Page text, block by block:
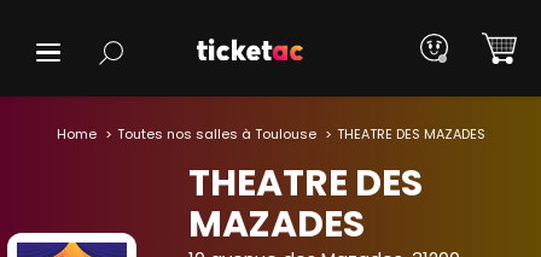
Home Toutes nos salles à Toulouse THEATRE DES MAZADES
THEATRE DES
MAZADES